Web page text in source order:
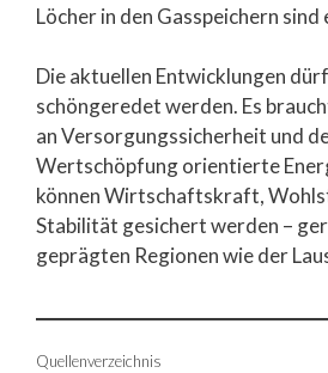
Löcher in den Gasspeichern sind
Die aktuellen Entwicklungen
schöngeredet werden. Es
an Versorgungssicherheit und
Wertschöpfung orientierte
können Wirtschaftskraft,
Stabilität gesichert werden –
geprägten Regionen wie der
Quellenverzeichnis